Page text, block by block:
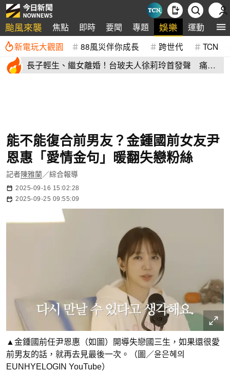
颱風來襲 焦點 即時 要聞 專題 娛樂 運動 全
新電玩大觀園 88風災伴你成長 跨世代 TCN
長子輕生、繼女離婚！台玻夫人徐莉玲首發聲 痛揭
能不能復合前男友？金鍾國前女友尹
恩惠「愛情金句」暖翻失戀粉絲
記者陳雅蘭／綜合報導
2025-09-16 15:02:28
2025-09-25 09:55:09
▲金鍾國前任尹恩惠（如圖）開導失戀國三生，如果還很愛
前男友的話，就再去見最後一次。（圖／윤은혜의
EUNHYELOGIN YouTube）